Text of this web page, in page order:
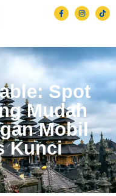
Spot
Mudah
Mobil
Kunci